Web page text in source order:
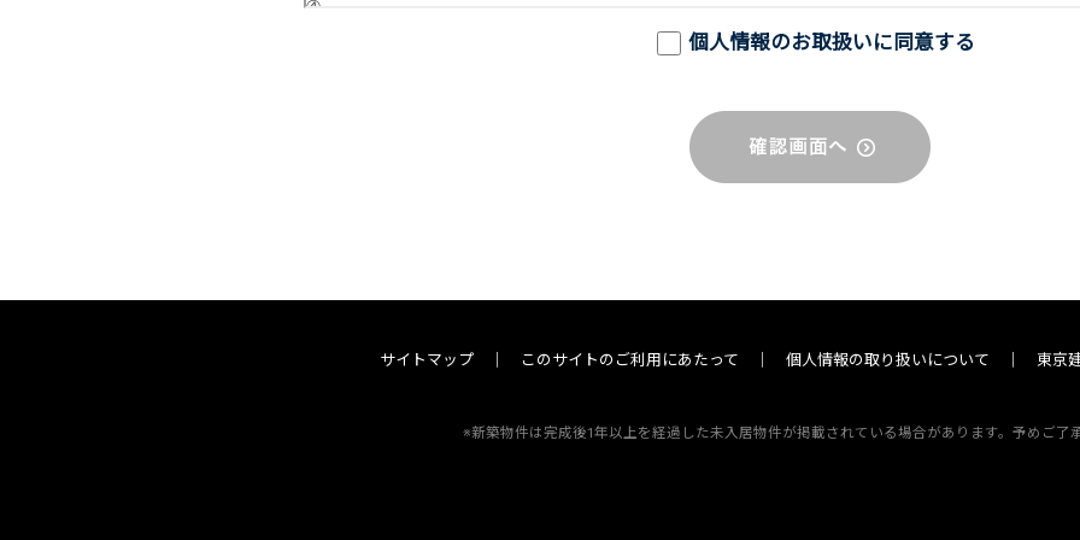
個人情報のお取扱いに同意する
サイトマップ このサイトのご利用にあたって 個人情報の取り扱いについて 東京
※新築物件は完成後1年以上を経過した未入居物件が掲載されている場合があります。予めご了